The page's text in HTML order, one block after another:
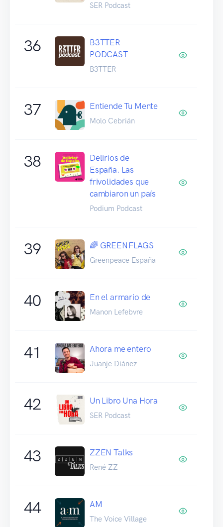
SER Podcast
36
B3TTER
PODCAST
B3TTER
37 Entiende Tu Mente
Molo Cebrián
38
Delirios de
España. Las
frivolidades que
cambiaron un país
Podium Podcast
39 🌈 GREENFLAGS
Greenpeace España
40 En el armario de
Manon Lefebvre
41 Ahora me entero
Juanje Diánez
42 Un Libro Una Hora
SER Podcast
43 ZZEN Talks
René ZZ
44 AM
The Voice Village